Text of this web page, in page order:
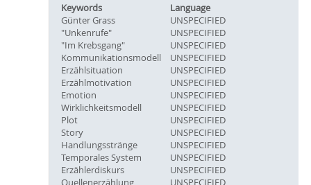
Keywords
Language
Günter Grass
UNSPECIFIED
"Unkenrufe"
UNSPECIFIED
"Im Krebsgang"
UNSPECIFIED
Kommunikationsmodell
UNSPECIFIED
Erzählsituation
UNSPECIFIED
Erzählmotivation
UNSPECIFIED
Emotion
UNSPECIFIED
Wirklichkeitsmodell
UNSPECIFIED
Plot
UNSPECIFIED
Story
UNSPECIFIED
Handlungsstränge
UNSPECIFIED
Temporales System
UNSPECIFIED
Erzählerdiskurs
UNSPECIFIED
Quellenerzählung
UNSPECIFIED